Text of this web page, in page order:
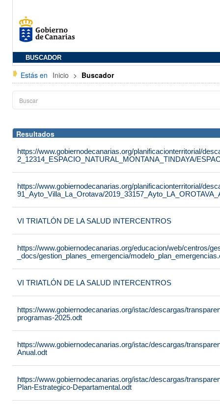
BUSCADOR
Estás en Inicio > Buscador
Resultados
https://www.gobiernodecanarias.org/planificacionterritorial/
2_12314_ESPACIO_NATURAL_MONTANA_TINDAYA/
https://www.gobiernodecanarias.org/planificacionterritorial/
91_Ayto_Villa_La_Orotava/
VI TRIATLÓN DE LA SALUD INTERCENTROS
https://www.gobiernodecanarias.org/educacion/web/centros/
_docs/gestion_planes_emergencia/
VI TRIATLÓN DE LA SALUD INTERCENTROS
https://www.gobiernodecanarias.org/istac/descargas/
programas-2025.odt
https://www.gobiernodecanarias.org/istac/descargas/
Anual.odt
https://www.gobiernodecanarias.org/istac/descargas/
Plan-Estrategico-Departamental.odt